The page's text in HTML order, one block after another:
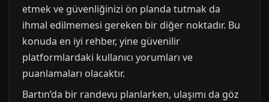
etmek ve güvenliğinizi ön planda tutmak da
ihmal edilmemesi gereken bir diğer noktadır. Bu
konuda en iyi rehber, yine güvenilir
platformlardaki kullanıcı yorumları ve
puanlamaları olacaktır.
Bartın’da bir randevu planlarken, ulaşımı da göz